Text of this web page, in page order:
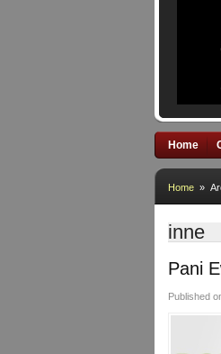
Home
Home »
inne
Pani
Published